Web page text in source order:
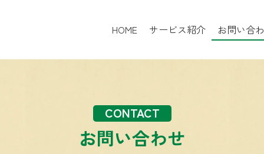
HOME サービス紹介 お問い合
CONTACT
お問い合わせ